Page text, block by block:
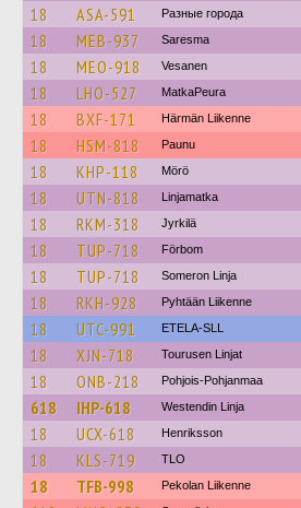
18 ASA-591 Разные города
18 MEB-937 Saresma
18 MEO-918 Vesanen
18 LHO-527 MatkaPeura
18 BXF-171 Härmän Liikenne
18 HSM-818 Paunu
18 KHP-118 Mörö
18 UTN-818 Linjamatka
18 RKM-318 Jyrkilä
18 TUP-718 Förbom
18 TUP-718 Someron Linja
18 RKH-928 Pyhtään Liikenne
18 UTC-991 ETELA-SLL
18 XJN-718 Tourusen Linjat
18 ONB-218 Pohjois-Pohjanmaa
618 IHP-618 Westendin Linja
18 UCX-618 Henriksson
18 KLS-719 TLO
18 TFB-998 Pekolan Liikenne